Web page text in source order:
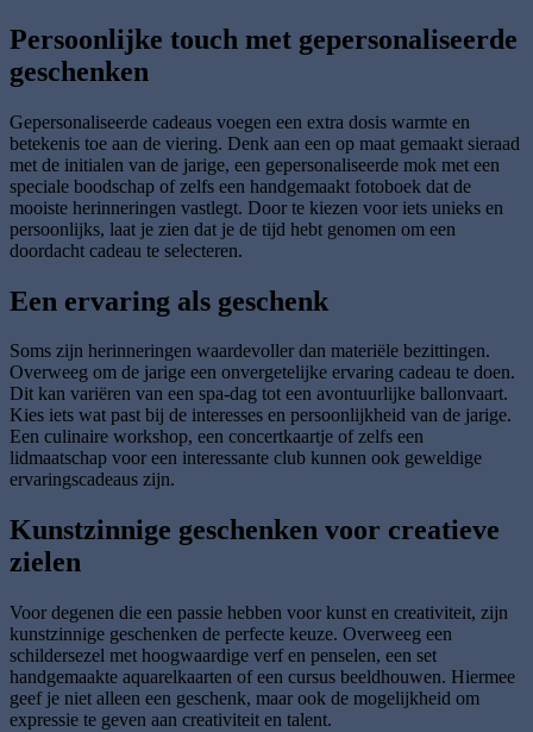
Persoonlijke touch met gepersonaliseerde
geschenken
Gepersonaliseerde cadeaus voegen een extra dosis warmte en
betekenis toe aan de viering. Denk aan een op maat gemaakt sieraad
met de initialen van de jarige, een gepersonaliseerde mok met een
speciale boodschap of zelfs een handgemaakt fotoboek dat de
mooiste herinneringen vastlegt. Door te kiezen voor iets unieks en
persoonlijks, laat je zien dat je de tijd hebt genomen om een
doordacht cadeau te selecteren.
Een ervaring als geschenk
Soms zijn herinneringen waardevoller dan materiële bezittingen.
Overweeg om de jarige een onvergetelijke ervaring cadeau te doen.
Dit kan variëren van een spa-dag tot een avontuurlijke ballonvaart.
Kies iets wat past bij de interesses en persoonlijkheid van de jarige.
Een culinaire workshop, een concertkaartje of zelfs een
lidmaatschap voor een interessante club kunnen ook geweldige
ervaringscadeaus zijn.
Kunstzinnige geschenken voor creatieve
zielen
Voor degenen die een passie hebben voor kunst en creativiteit, zijn
kunstzinnige geschenken de perfecte keuze. Overweeg een
schildersezel met hoogwaardige verf en penselen, een set
handgemaakte aquarelkaarten of een cursus beeldhouwen. Hiermee
geef je niet alleen een geschenk, maar ook de mogelijkheid om
expressie te geven aan creativiteit en talent.